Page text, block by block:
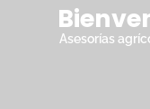
Asesorías